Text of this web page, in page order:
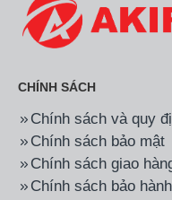
CHÍNH SÁCH
Chính sách và quy
Chính sách bảo mật
Chính sách giao
Chính sách bảo hành